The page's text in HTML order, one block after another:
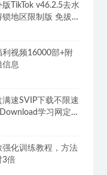
TikTok v46.2.5去水
锁地区限制版 免拔卡
利视频16000部+附
信息
满速SVIP下载不限速
学习网定制
强化训练教程，方法
3倍